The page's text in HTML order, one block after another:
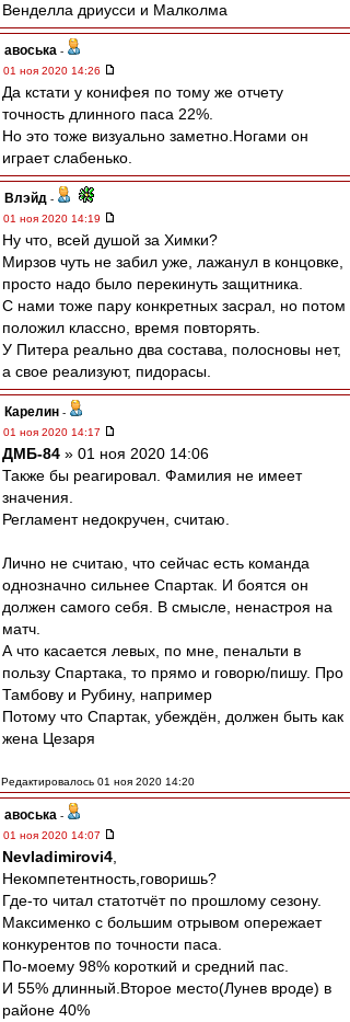
Венделла дриусси и Малколма
авоська -
01 ноя 2020 14:26
Да кстати у конифея по тому же отчету
точность длинного паса 22%.
Но это тоже визуально заметно.Ногами он
играет слабенько.
Влэйд -
01 ноя 2020 14:19
Ну что, всей душой за Химки?
Мирзов чуть не забил уже, лажанул в концовке,
просто надо было перекинуть защитника.
С нами тоже пару конкретных засрал, но потом
положил классно, время повторять.
У Питера реально два состава, полосновы нет,
а свое реализуют, пидорасы.
Карелин -
01 ноя 2020 14:17
ДМБ-84 » 01 ноя 2020 14:06
Также бы реагировал. Фамилия не имеет
значения.
Регламент недокручен, считаю.
Лично не считаю, что сейчас есть команда
однозначно сильнее Спартак. И боятся он
должен самого себя. В смысле, ненастроя на
матч.
А что касается левых, по мне, пенальти в
пользу Спартака, то прямо и говорю/пишу. Про
Тамбову и Рубину, например
Потому что Спартак, убеждён, должен быть как
жена Цезаря
Редактировалось 01 ноя 2020 14:20
авоська -
01 ноя 2020 14:07
Nevladimirovi4
Некомпетентность,говоришь?
Где-то читал статотчёт по прошлому сезону.
Максименко c большим отрывом опережает
конкурентов по точности паса.
По-моему 98% короткий и средний пас.
И 55% длинный.Второе место(Лунев вроде) в
районе 40%